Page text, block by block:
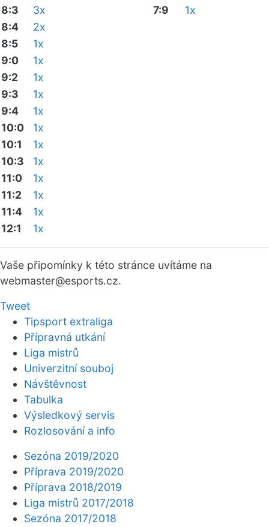
8:3
3x
8:4
2x
8:5
1x
9:0
1x
9:2
1x
9:3
1x
9:4
1x
10:0
1x
10:1
1x
10:3
1x
11:0
1x
11:2
1x
11:4
1x
12:1
1x
7:9
1x
Vaše připomínky k této stránce uvítáme na
webmaster@esports.cz.
Tweet
Tipsport extraliga
Přípravná utkání
Liga mistrů
Univerzitní souboj
Návštěvnost
Tabulka
Výsledkový servis
Rozlosování a info
Sezóna 2019/2020
Příprava 2019/2020
Příprava 2018/2019
Liga mistrů 2017/2018
Sezóna 2017/2018